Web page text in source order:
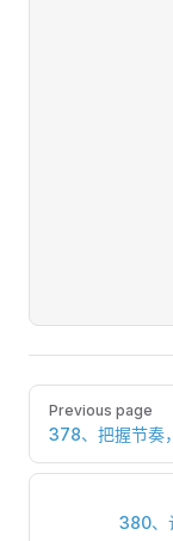
Pager
Previous page
378、把握节奏
380、